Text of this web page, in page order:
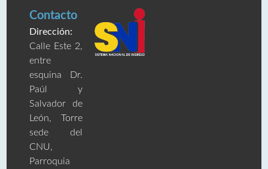
Contacto
Dirección:
Calle Este 2,
entre
esquina Dr.
Paúl y
Salvador de
León, Torre
sede del
CNU,
Parroquia